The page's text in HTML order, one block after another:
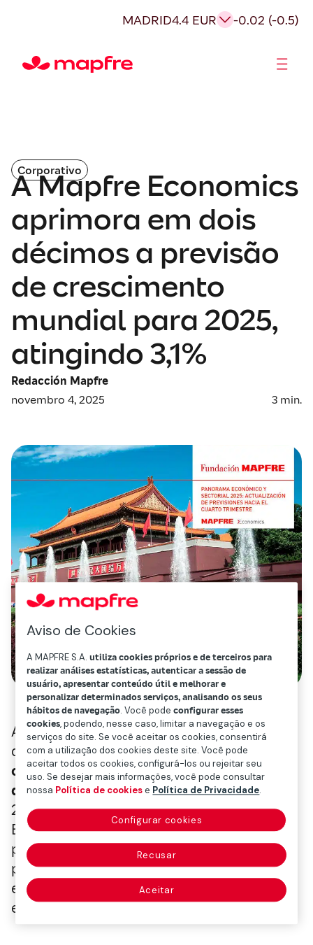
MADRID4.4 EUR -0.02 (-0.5)
Corporativo
A Mapfre Economics
aprimora em dois
décimos a previsão
de crescimento
mundial para 2025,
atingindo 3,1%
Redacción Mapfre
novembro 4, 2025
3 min.
A Mapfre Economics, o Serviço de Estudos
da Mapfre,aprimorou a previsão de
crescimento global para este ano em dois
décimos para 3,1%, enquanto conserva a de
2026 em 3%, segundo o relatório “Panorama
Econômico e Setorial 2025: atualização de
previsões para o quarto trimestre”, editado
pela Fundación Mapfre. Por sua vez, a
estimativa de inflação se mantém em 3,4%
em 2025 e cairia para 3% no ano que vem.
Aviso de Cookies
A MAPFRE S.A.utiliza cookies próprios e de terceiros para
realizar análises estatísticas, autenticar a sessão de
usuário, apresentar conteúdo útil e melhorar e
personalizar determinados serviços, analisando os seus
hábitos de navegação. Você podeconfigurar esses
cookies, podendo, nesse caso, limitar a navegação e os
serviços do site. Se você aceitar os cookies, consentirá
com a utilização dos cookies deste site. Você pode
aceitar todos os cookies, configurá-los ou rejeitar seu
uso. Se desejar mais informações, você pode consultar
nossa Política de cookiese Política de Privacidade.
Configurar cookies
Recusar
Aceitar